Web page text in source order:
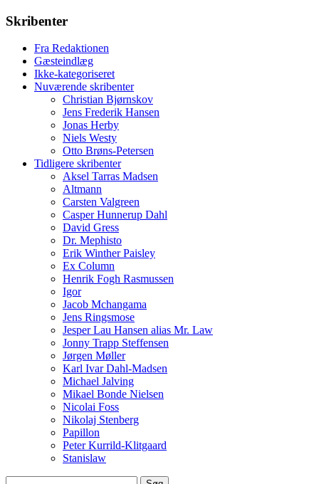
Skribenter
Fra Redaktionen
Gæsteindlæg
Ikke-kategoriseret
Nuværende skribenter
Christian Bjørnskov
Jens Frederik Hansen
Jonas Herby
Niels Westy
Otto Brøns-Petersen
Tidligere skribenter
Aksel Tarras Madsen
Altmann
Carsten Valgreen
Casper Hunnerup Dahl
David Gress
Dr. Mephisto
Erik Winther Paisley
Ex Column
Henrik Fogh Rasmussen
Igor
Jacob Mchangama
Jens Ringsmose
Jesper Lau Hansen alias Mr. Law
Jonny Trapp Steffensen
Jørgen Møller
Karl Ivar Dahl-Madsen
Michael Jalving
Mikael Bonde Nielsen
Nicolai Foss
Nikolaj Stenberg
Papillon
Peter Kurrild-Klitgaard
Stanislaw